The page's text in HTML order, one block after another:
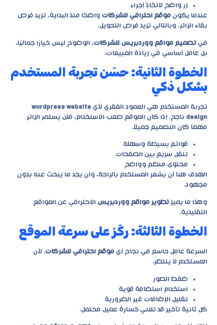
زر واضح لاتخاذ إجراء
عندما يكون موقع احترافي للشركات واضحًا منذ البداية، تزيد فرص
بقاء الزائر، وبالتالي تزيد فرص التحويل.
في تصميم مواقع ووردبريس للشركات، الوضوح ليس خيارًا جماليًا،
بل عامل أساسي في زيادة المبيعات.
الخطوة الثانية: حسّن تجربة المستخدم
بشكل ذكي
تجربة المستخدم هي العمود الفقري لأي wordpress website
design ناجح. إذا كان الموقع صعب الاستخدام، فلن يستمر الزائر
مهما كان التصميم جميلًا.
قوائم بسيطة وسهلة
تنقل سريع بين الصفحات
محتوى منظم وواضح
الهدف هنا أن يشعر المستخدم بالراحة، وأن يجد ما يبحث عنه بدون
مجهود.
وهذا ما يميز تطوير مواقع ووردبريس الاحترافي عن المواقع
التقليدية.
الخطوة الثالثة: ركّز على سرعة الموقع
السرعة عامل حاسم في نجاح أي موقع احترافي للشركات. لأن
المستخدم لا ينتظر.
ضغط الصور
استخدام استضافة قوية
تقليل الإضافات غير الضرورية
كل ثانية تأخير قد تعني خسارة عميل محتمل.